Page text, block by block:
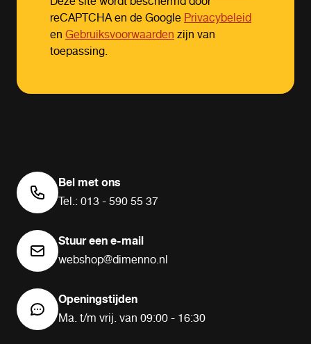
reCAPTCHA en de GooglePrivacybeleid
en Gebruiksvoorwaardenzijn van
toepassing.
Bel met ons
Tel.: 013 - 590 55 37
Stuur een e-mail
webshop@dimenno.nl
Openingstijden
Ma. t/m vrij. van 09:00 - 16:30